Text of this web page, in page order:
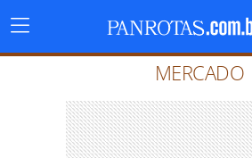
Menu
Principal
MERCADO